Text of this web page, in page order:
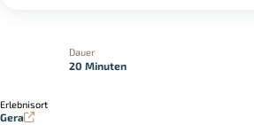
Dauer
20 Minuten
Erlebnisort
Gera